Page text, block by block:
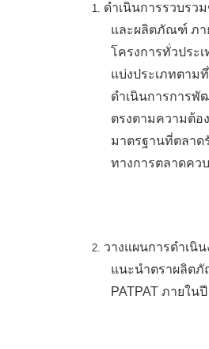
1. ดำเนินการรวบรว
และผลิตภัณฑ์ ภา
โครงการทั่วประ
แบ่งประเภทตาม
ดำเนินการการพั
ตรงตามความต้อ
มาตรฐานที่ตลาด
ทางการตลาดคว
2. วางแผนการดำเนิ
แนะนำตราผลิต
PATPAT ภายในปี